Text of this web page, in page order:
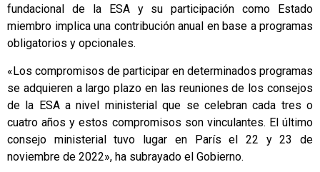
fundacional de la ESA y su participación como Estado
miembro implica una contribución anual en base a programas
obligatorios y opcionales.
«Los compromisos de participar en determinados programas
se adquieren a largo plazo en las reuniones de los consejos
de la ESA a nivel ministerial que se celebran cada tres o
cuatro años y estos compromisos son vinculantes. El último
consejo ministerial tuvo lugar en París el 22 y 23 de
noviembre de 2022», ha subrayado el Gobierno.